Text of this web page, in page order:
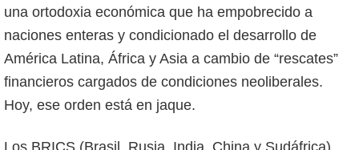
una ortodoxia económica que ha empobrecido a
naciones enteras y condicionado el desarrollo de
América Latina, África y Asia a cambio de “rescates”
financieros cargados de condiciones neoliberales.
Hoy, ese orden está en jaque.